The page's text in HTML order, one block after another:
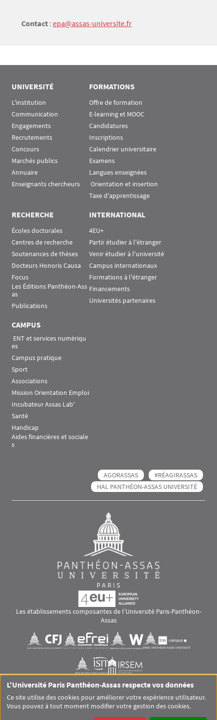
Contact : epa@assas-universite.fr
UNIVERSITÉ
L'institution
Communication
Engagements
Recrutements
Concours
Marchés publics
Annuaire
Enseignants chercheurs
FORMATIONS
Offre de formation
E-learning et MOOC
Candidatures
Inscriptions
Calendrier universitaire
Examens
Langues enseignées
Orientation et insertion
Taxe d'apprentissage
RECHERCHE
Écoles doctorales
Centres de recherche
Soutenances de thèses
Docteurs Honoris Causa
Focus
Les Éditions Panthéon-Ass
as
Publications
INTERNATIONAL
4EU+
Partir étudier à l'étranger
Venir étudier à l'université
Campus internationaux
Formations à l'étranger
Financements
Universités partenaires
CAMPUS
es
Campus pratique
Sport
Associations
Mission Orientation Emploi
Incubateur Assas Lab'
Santé
Handicap
Aides financières et sociale
s
AGORASSAS
#RÉAGIRASSAS
HAL PANTHÉON-ASSAS UNIVERSITÉ
Les établissements composantes de l’Université Paris-Panthéon-
Assas
Visuel svgVisuel svg Visuel svgVisuel svg
Visuel svgVisuel svg
RS footer
L'Université Paris Panthéon-Assas respecte vos données
Ce site utilise des cookies pour améliorer votre expérience utilisateur.
Vous pouvez à tout moment modifier votre gestion des cookies.